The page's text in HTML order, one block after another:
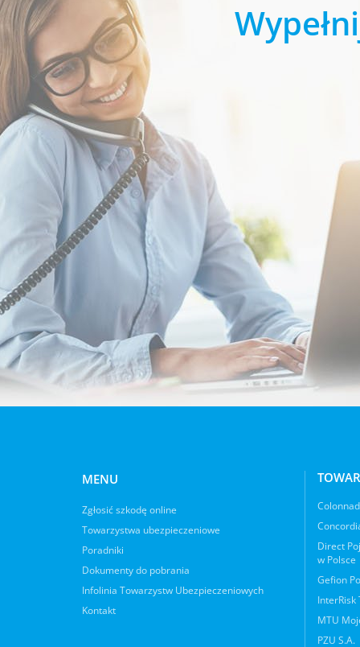
MENU
Zgłosić szkodę online
Towarzystwa ubezpieczeniowe
Poradniki
Dokumenty do pobrania
Infolinia Towarzystw Ubezpieczeniowych
Kontakt
Direct
w Polsce
Gefion
InterRisk
MTU
PZU S.A.